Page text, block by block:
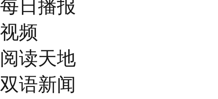
每日播报
视频
阅读天地
双语新闻